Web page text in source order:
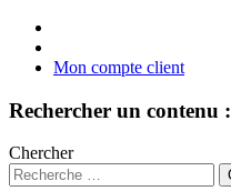
Mon compte client
Rechercher un contenu :
Chercher